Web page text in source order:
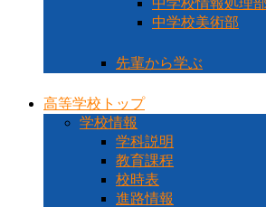
中学校情報処理部
中学校美術部
先輩から学ぶ
高等学校トップ
学校情報
学科説明
教育課程
校時表
進路情報